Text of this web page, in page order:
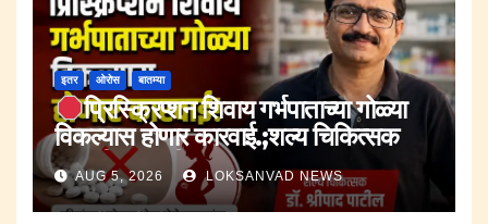
इतर ओरोस बातम्या
प्रिस्क्रिप्शन शिवाय गर्भपाताच्या गोळ्या
विकल्यास होणार कारवाई.;शल्य चिकित्सक
डॉ.श्रीपाद पाटील.
AUG 5, 2026 LOKSANVAD NEWS